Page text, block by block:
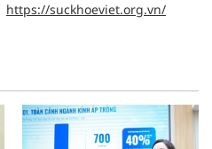
https://suckhoeviet.org.vn/